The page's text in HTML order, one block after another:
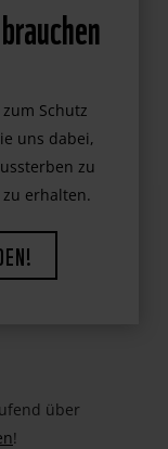
Schutz
uns dabei,
zu
erhalten.
über
!